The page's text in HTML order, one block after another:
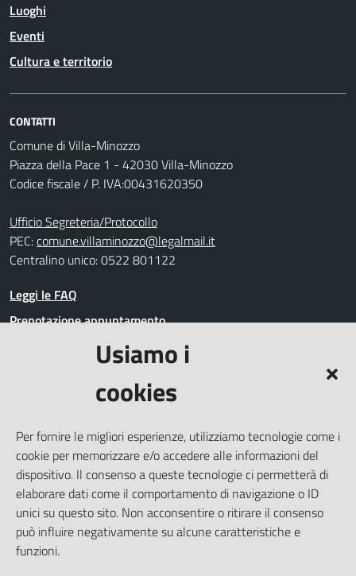
Usiamo i
cookies
Per fornire le migliori esperienze, utilizziamo tecnologie come i
cookie per memorizzare e/o accedere alle informazioni del
dispositivo. Il consenso a queste tecnologie ci permetterà di
elaborare dati come il comportamento di navigazione o ID
unici su questo sito. Non acconsentire o ritirare il consenso
può influire negativamente su alcune caratteristiche e
funzioni.
Luoghi
Eventi
Cultura e territorio
CONTATTI
Comune di Villa-Minozzo
Piazza della Pace 1 - 42030 Villa-Minozzo
Codice fiscale / P. IVA:00431620350
Ufficio Segreteria/Protocollo
PEC:comune.villaminozzo@legalmail.it
Centralino unico: 0522 801122
Leggi le FAQ
Prenotazione appuntamento
Segnalazione disservizio
Amministrazione trasparente
Whistleblowing
Dichiarazione di accessibilità
Note legali
Cookie Policy (UE)
Piano di miglioramento del Sito